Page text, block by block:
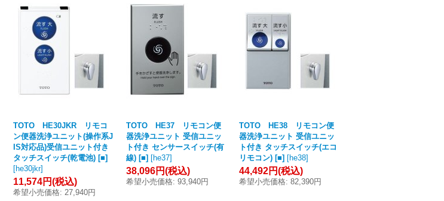
TOTO HE30JKR リモコ
ン便器洗浄ユニット(操作系J
IS対応品)受信ユニット付き
タッチスイッチ(乾電池) [■]
[he30jkr]
11,574円(税込)
希望小売価格: 27,940円
TOTO HE37 リモコン便
器洗浄ユニット 受信ユニッ
ト付き センサースイッチ(有
線) [■] [he37]
38,096円(税込)
希望小売価格: 93,940円
TOTO HE38 リモコン便
器洗浄ユニット 受信ユニッ
ト付き タッチスイッチ(エコ
リモコン) [■] [he38]
44,492円(税込)
希望小売価格: 82,390円